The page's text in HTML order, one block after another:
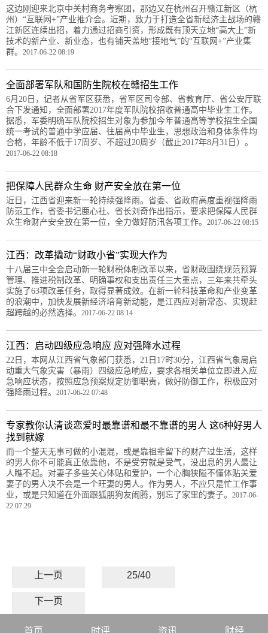
这边刚迎来北京中关村商务考察团，那边又在杭州召开赣江新区（杭
州）“互联网+”产业推介会。近期，致力于打造全省新经济主战场的赣
江新区连续出招，着力通过招商引资，形成既有顶天立地“高大上”新
技术的新产业、新业态，也有铺天盖地“接地气”的“互联网+”产业集
群。 2017-06-22 08:19
全面部署军队和国防生院校在赣招生工作
6月20日，记者从省军区获悉，省军区司令部、省教育厅、省公安厅联
合下发通知，全面部署2017年度军队院校招收普通高中毕业生工作。
据悉，军委明确军队院校招生对象为参加今年普通高等学校招生全国
统一考试的普通中学应届、往届高中毕业生，思想政治和身体条件均
合格，年龄不低于17周岁、不超过20周岁（截止2017年8月31日）。
2017-06-22 08:18
把保障人民群众生命 财产安全放在第一位
近日，江西省迎来新一轮持续强降雨。省委、省政府高度重视强降雨
防范工作，省委书记鹿心社、省长刘奇作出指示，要求把保障人民群
众生命财产安全放在第一位，全力做好防汛各项工作。 2017-06-22 08:15
江西：改革撬动“财政小省”实现大作为
十八届三中全会启动新一轮财税体制改革以来，省财政围绕规范预算
管理、推进税制改革、明确事权和支出责任三大重点，三年来共牵头
实施了63项改革任务，取得显著成效。在新一轮科技革命和产业变革
的浪潮中，加快发展新经济培育新动能，是江西应对新常态、实现赶
超跨越的必然选择。 2017-06-22 08:14
江西：启动四级应急响应 应对强降水过程
22日，本网从江西省气象部门获悉，21日17时30分，江西省气象局启
动重大气象灾害（暴雨）四级应急响应，要求各相关单位立即进入应
急响应状态，按照应急预案规定防御职责，做好防御工作，积极应对
强降雨过程。 2017-06-22 07:48
专家教你认清谈恋爱时最靠谱和最不靠谱的男人 这6种好男人
找到就嫁
而一个整天无事可做的小混混，或是靠祖辈留下的财产过生活，这样
的男人你不可能真正依靠他，不是受穷就是受气，没出息的男人最让
人瞧不起。对妻子多些关心体贴和爱护，一个心胸狭隘不懂体贴关爱
妻子的男人决不会是一个旺妻的男人。作为男人，不应只是忙工作事
业，或是只知道在外面跟狐朋狗友闹腾，别忘了家里的妻子。 2017-06-
22 07:29
上一页 25/40
下一页
首页 时评 资讯 财经